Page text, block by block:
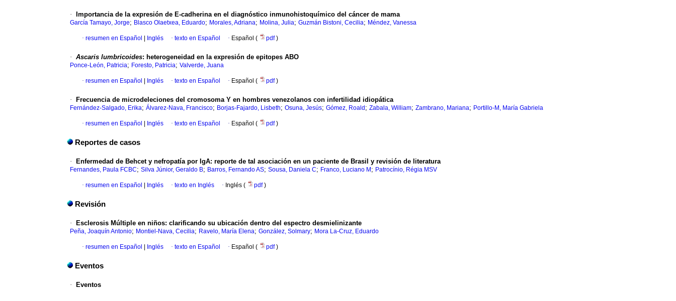
· Importancia de la expresión de E-cadherina en el diagnóstico inmunohistoquímico del cáncer de mama
García Tamayo, Jorge; Blasco Olaetxea, Eduardo; Morales, Adriana; Molina, Julia; Guzmán Bistoni, Cecilia; Méndez, Vanessa
· resumen en Español Inglés · texto en Español · Español ( pdf)
· Ascaris lumbricoides: heterogeneidad en la expresión de epitopes ABO
Ponce-León, Patricia; Foresto, Patricia; Valverde, Juana
· resumen en Español Inglés · texto en Español · Español ( pdf)
· Frecuencia de microdeleciones del cromosoma Y en hombres venezolanos con infertilidad idiopática
Fernández-Salgado, Erika; Álvarez-Nava, Francisco; Borjas-Fajardo, Lisbeth; Osuna, Jesús; Gómez, Roald ; Zabala, William; Zambrano, Mariana; Portillo-M, María Gabriela
· resumen en Español Inglés · texto en Español · Español ( pdf)
Reportes de casos
· Enfermedad de Behcet y nefropatía por IgA: reporte de tal asociación en un paciente de Brasil y revisión de literatura
Fernandes, Paula FCBC; Silva Júnior, Geraldo B; Barros, Fernando AS; Sousa, Daniela C; Franco, Luciano M ; Patrocínio, Régia MSV
· resumen en Español Inglés · texto en Inglés · Inglés ( pdf)
Revisión
· Esclerosis Múltiple en niños: clarificando su ubicación dentro del espectro desmielinizante
Peña, Joaquín Antonio; Montiel-Nava, Cecilia; Ravelo, María Elena; González, Solmary; Mora La-Cruz, Eduardo
· resumen en Español Inglés · texto en Español · Español ( pdf)
Eventos
· Eventos